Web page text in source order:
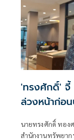
'ทรงศักดิ์' จี้
ล่วงหน้าก่อ
โขงขึ้นลงผิด
นายทรงศักดิ์ ทอง
สำนักงานทรัพยา